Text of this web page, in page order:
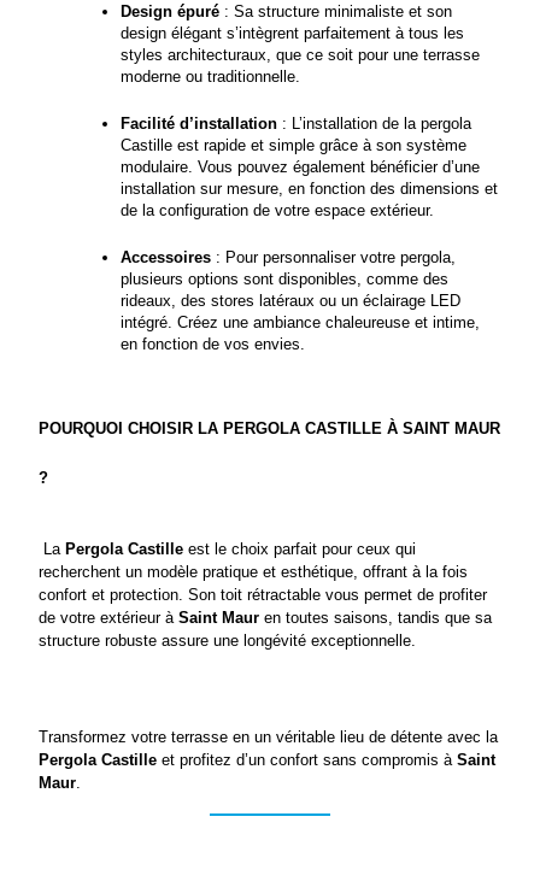
Design épuré : Sa structure minimaliste et son
design élégant s’intègrent parfaitement à tous les
styles architecturaux, que ce soit pour une terrasse
moderne ou traditionnelle.
Facilité d’installation : L’installation de la pergola
Castille est rapide et simple grâce à son système
modulaire. Vous pouvez également bénéficier d’une
installation sur mesure, en fonction des dimensions et
de la configuration de votre espace extérieur.
Accessoires : Pour personnaliser votre pergola,
plusieurs options sont disponibles, comme des
rideaux, des stores latéraux ou un éclairage LED
intégré. Créez une ambiance chaleureuse et intime,
en fonction de vos envies.
POURQUOI CHOISIR LA PERGOLA CASTILLE À SAINT MAUR
?
La Pergola Castille est le choix parfait pour ceux qui
recherchent un modèle pratique et esthétique, offrant à la fois
confort et protection. Son toit rétractable vous permet de profiter
de votre extérieur à Saint Maur en toutes saisons, tandis que sa
structure robuste assure une longévité exceptionnelle.
Pergola Castille et profitez d’un confort sans compromis à Saint
Maur